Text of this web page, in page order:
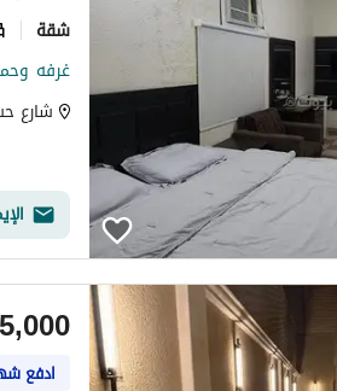
شقة
غرفه
شارع
ادفع